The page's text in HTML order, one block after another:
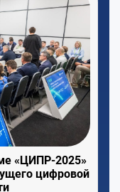
«ЦИПР-2025»
цифровой